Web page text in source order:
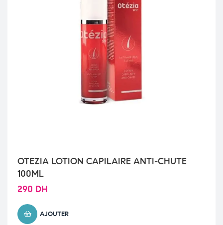
OTEZIA LOTION CAPILAIRE ANTI-CHUTE
100ML
290 DH
AJOUTER